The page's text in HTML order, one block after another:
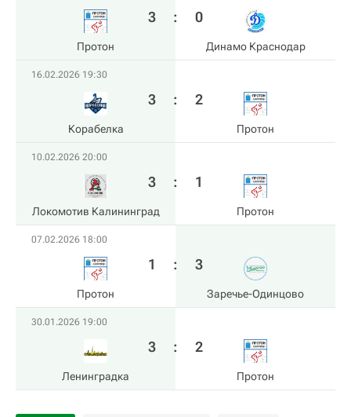
Протон
3 : 0
Динамо Краснодар
16.02.2026 19:30
Корабелка
3 : 2
Протон
10.02.2026 20:00
Локомотив Калининград
3 : 1
Протон
07.02.2026 18:00
Протон
1 : 3
Заречье-Одинцово
30.01.2026 19:00
Ленинградка
3 : 2
Протон